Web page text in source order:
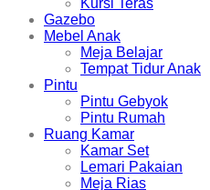
Kursi Teras
Gazebo
Mebel Anak
Meja Belajar
Tempat Tidur Anak
Pintu
Pintu Gebyok
Pintu Rumah
Ruang Kamar
Kamar Set
Lemari Pakaian
Meja Rias